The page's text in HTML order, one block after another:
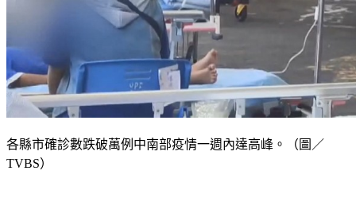
各縣市確診數跌破萬例中南部疫情一週內達高峰。（圖／
TVBS）